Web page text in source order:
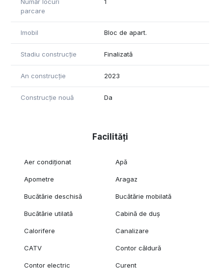
parcare
Imobil Bloc de apart.
Stadiu construcție Finalizată
An construcție 2023
Construcție nouă Da
Facilități
Aer condiționat Apă
Apometre Aragaz
Bucătărie deschisă Bucătărie mobilată
Bucătărie utilată Cabină de duș
Calorifere Canalizare
CATV Contor căldură
Contor electric Curent